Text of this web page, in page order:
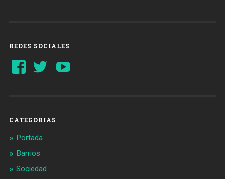
REDES SOCIALES
Ver
perfil
Ver
perfil
CATEGORIAS
Portada
Barrios
Sociedad